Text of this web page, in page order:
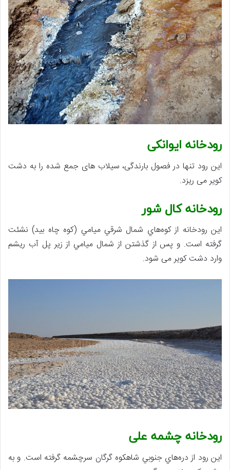
رودخانه ایوانکی
این رود تنها در فصول بارندگی، سیلاب های جمع شده را به دشت
کویر می ریزد.
رودخانه کال شور
اين رودخانه از كوه‌هاي شمال شرقي ميامي (كوه چاه بيد) نشئت
گرفته است. و پس از گذشتن از شمال ميامي از زير پل آب ريشم
وارد دشت كوير می شود.
رودخانه چشمه علی
اين رود از دره‌هاي جنوبي شاهكوه گرگان سرچشمه گرفته است. و به